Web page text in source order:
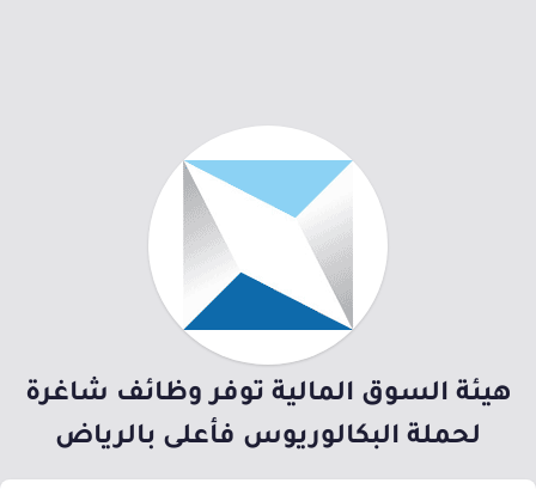
هيئة السوق المالية توفر وظائف شاغرة
لحملة البكالوريوس فأعلى بالرياض